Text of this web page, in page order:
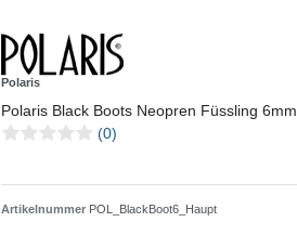
Polaris
Polaris Black Boots Neopren Füssling 6mm
(0)
Artikelnummer POL_BlackBoot6_Haupt